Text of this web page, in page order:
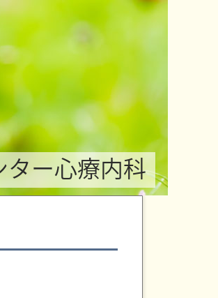
ー心療内科